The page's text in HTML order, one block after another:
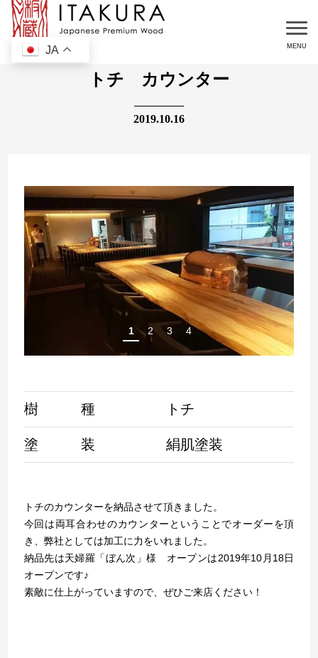
JA
トチ カウンター
1 2 3 4
樹 種 トチ
塗 装 絹肌塗装
トチのカウンターを納品させて頂きました。
今回は両耳合わせのカウンターということでオーダーを頂
き、弊社としては加工に力をいれました。
納品先は天婦羅「ぼん次」様 オープンは2019年10月18日
オープンです♪
素敵に仕上がっていますので、ぜひご来店ください！